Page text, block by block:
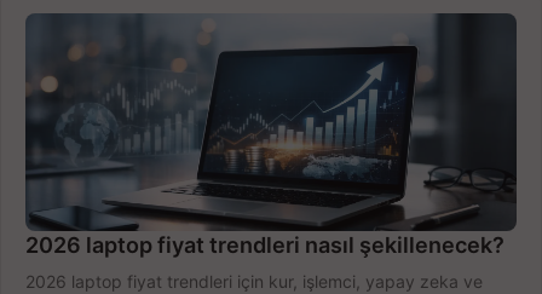
2026 laptop fiyat trendleri nasıl şekillenecek?
2026 laptop fiyat trendleri için kur, işlemci, yapay zeka ve